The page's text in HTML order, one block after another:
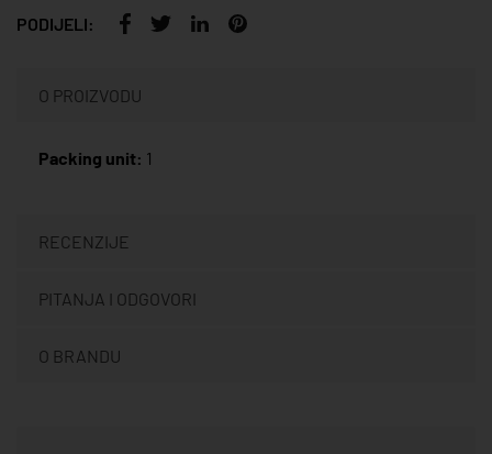
PODIJELI:
O PROIZVODU
Packing unit: 1
RECENZIJE
PITANJA I ODGOVORI
O BRANDU